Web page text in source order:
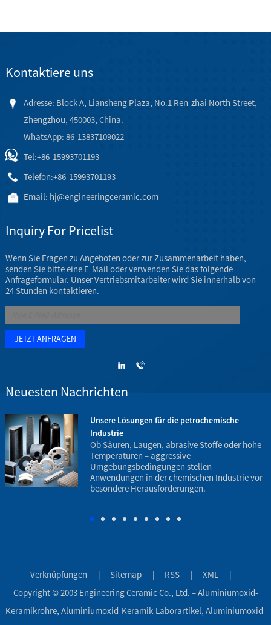
Kontaktiere uns
Adresse: Block A, Liansheng Plaza, No.1 Ren-zhai North Street,
Zhengzhou, 450003, China.
WhatsApp: 86-13837109022
Tel:+86-15993701193
Telefon:+86-15993701193
Email: hj@engineeringceramic.com
Inquiry For Pricelist
Wenn Sie Fragen zu Angeboten oder zur Zusammenarbeit haben,
senden Sie bitte eine E-Mail oder verwenden Sie das folgende
Anfrageformular. Unser Vertriebsmitarbeiter wird Sie innerhalb von
24 Stunden kontaktieren.
Neuesten Nachrichten
Unsere Lösungen für die petrochemische
Industrie
Ob Säuren, Laugen, abrasive Stoffe oder hohe
Temperaturen – aggressive
Umgebungsbedingungen stellen
Anwendungen in der chemischen Industrie vor
besondere Herausforderungen.
Verknüpfungen | Sitemap| RSS| XML
|
Copyright © 2003 Engineering Ceramic Co., Ltd. – Aluminiumoxid-
Keramikrohre, Aluminiumoxid-Keramik-Laborartikel, Aluminiumoxid-